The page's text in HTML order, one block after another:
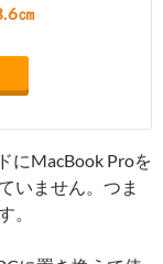
㎝
にMacBook Proを
いません。つま
。